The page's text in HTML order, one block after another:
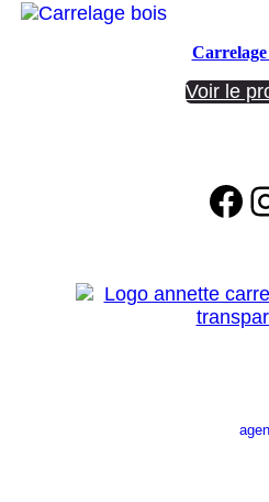
Carrelage
Voir le